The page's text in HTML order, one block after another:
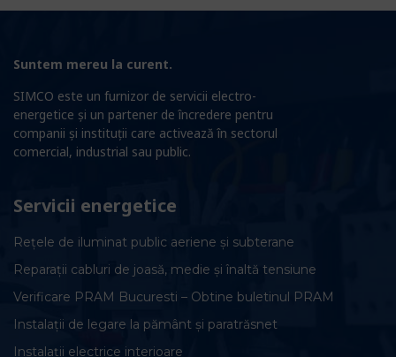
Suntem mereu la curent.
SIMCO este un furnizor de servicii electro-
energetice și un partener de încredere pentru
companii și instituții care activează în sectorul
comercial, industrial sau public.
Servicii energetice
Rețele de iluminat public aeriene și subterane
Reparații cabluri de joasă, medie și înaltă tensiune
Verificare PRAM Bucuresti – Obtine buletinul PRAM
Instalații de legare la pământ și paratrăsnet
Instalații electrice interioare